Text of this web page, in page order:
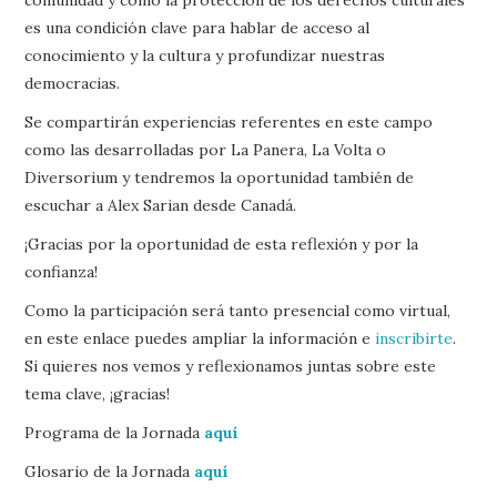
es una condición clave para hablar de acceso al
conocimiento y la cultura y profundizar nuestras
democracias.
Se compartirán experiencias referentes en este campo
como las desarrolladas por La Panera, La Volta o
Diversorium y tendremos la oportunidad también de
escuchar a Alex Sarian desde Canadá.
¡Gracias por la oportunidad de esta reflexión y por la
confianza!
Como la participación será tanto presencial como virtual,
en este enlace puedes ampliar la información einscribirte.
Si quieres nos vemos y reflexionamos juntas sobre este
tema clave, ¡gracias!
Programa de la Jornada aquí
Glosario de la Jornada aquí